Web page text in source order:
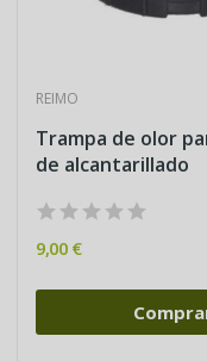
REIMO
Trampa de olor
de alcantarillado
9,00 €